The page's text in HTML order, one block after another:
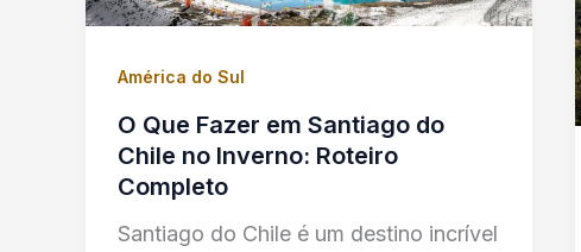
América do Sul
O Que Fazer em Santiago do
Chile no Inverno: Roteiro
Completo
Santiago do Chile é um destino incrível